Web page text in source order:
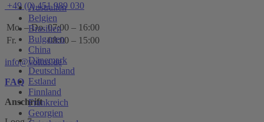
Australien
Belgien
Brasilien
Bulgarien
China
Dänemark
Deutschland
Estland
Finnland
Frankreich
Georgien
+49 (0) 451 989 030
Mo. – Do. 07:00 – 16:00
Fr.
08:00 – 15:00
info@voltus.de
FAQ
Anschrift